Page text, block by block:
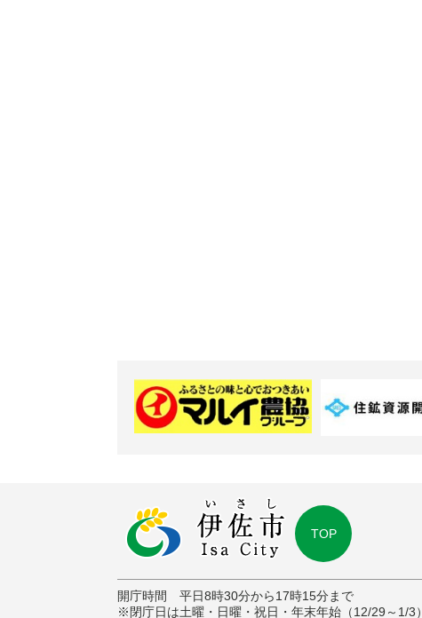
TOP
開庁時間 平日8時30分から17時15分まで
※閉庁日は土曜・日曜・祝日・年末年始（12/29～1/3）